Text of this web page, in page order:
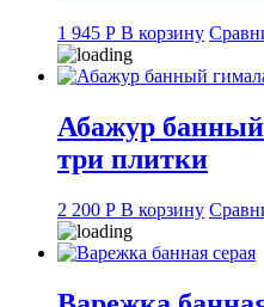
1 945 Р В корзину
Абажур банный
три плитки
2 200 Р В корзину